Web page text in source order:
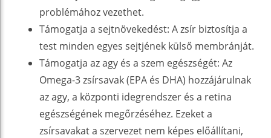
problémához vezethet.
Támogatja a sejtnövekedést: A zsír biztosítja a
test minden egyes sejtjének külső membránját.
Támogatja az agy és a szem egészségét: Az
Omega-3 zsírsavak (EPA és DHA) hozzájárulnak
az agy, a központi idegrendszer és a retina
egészségének megőrzéséhez. Ezeket a
zsírsavakat a szervezet nem képes előállítani,